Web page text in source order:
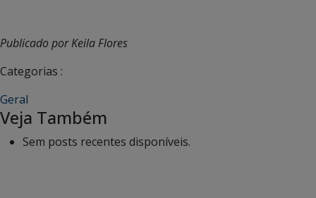
Publicado por Keila Flores
Categorias :
Geral
Veja Também
Sem posts recentes disponíveis.